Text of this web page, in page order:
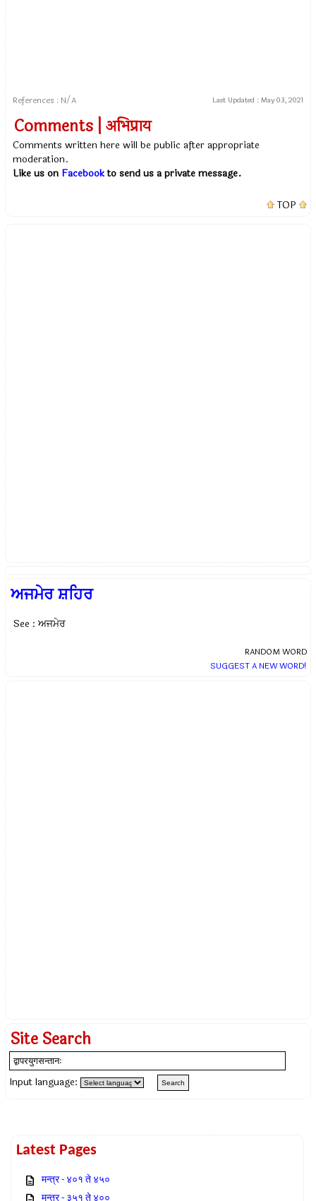
References : N/A Last Updated : May 03, 2021
Comments | अभिप्राय
Comments written here will be public after appropriate
moderation.
Like us on Facebookto send us a private message.
TOP
ਅਜਮੇਰ ਸ਼ਹਿਰ
See : ਅਜਮੇਰ
RANDOM WORD
SUGGEST A NEW WORD!
Site Search
Input language:
Latest Pages
मन्त्र - ४०१ ते ४५०
मन्त्र - ३५१ ते ४००